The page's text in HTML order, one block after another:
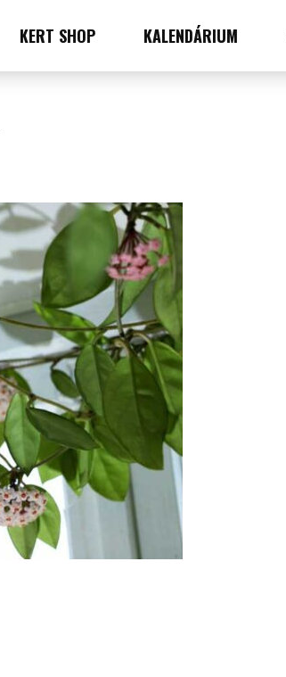
KERT SHOP KALENDÁRIUM